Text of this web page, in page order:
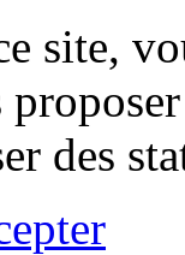
site,
des